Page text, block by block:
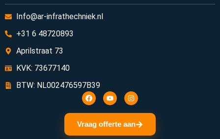
Info@ar-infrathechniek.nl
+31 6 48720893
Aprilstraat 73
KVK: 73677140
BTW: NL002476597B39
Vraag offerte aan